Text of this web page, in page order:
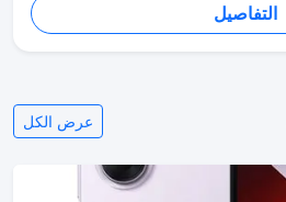
التفاصيل
عرض الكل